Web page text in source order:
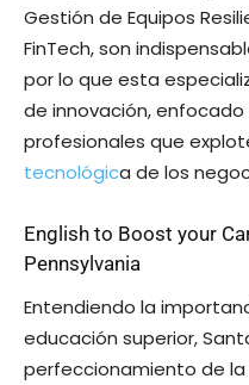
Gestión de Equipos
FinTech, son
por lo que esta
de innovación,
profesionales que
tecnológica de los
English to Boost your
Pennsylvania
Entendiendo la
educación superior,
perfeccionamiento de la